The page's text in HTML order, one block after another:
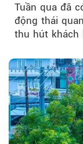
Tuần qua đã
động thái
thu hút khách